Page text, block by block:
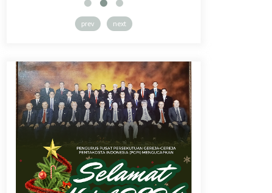
prev next